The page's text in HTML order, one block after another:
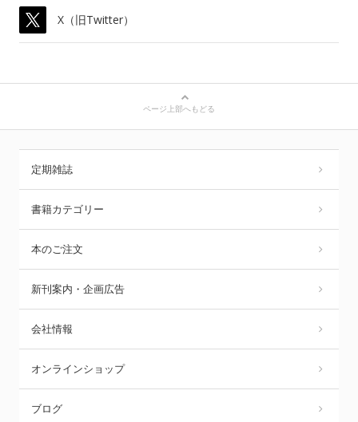
X（旧Twitter）
ページ上部へもどる
定期雑誌
書籍カテゴリー
本のご注文
新刊案内・企画広告
会社情報
オンラインショップ
ブログ